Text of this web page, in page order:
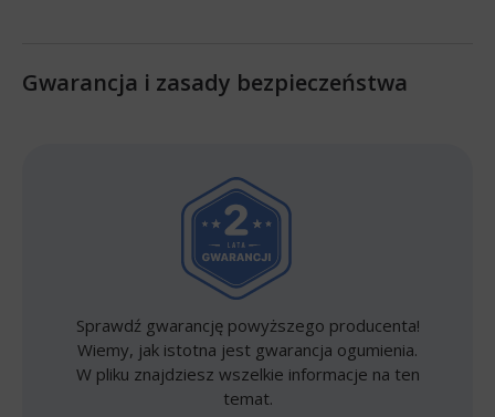
Gwarancja i zasady bezpieczeństwa
Sprawdź gwarancję powyższego producenta!
Wiemy, jak istotna jest gwarancja ogumienia.
W pliku znajdziesz wszelkie informacje na ten
temat.